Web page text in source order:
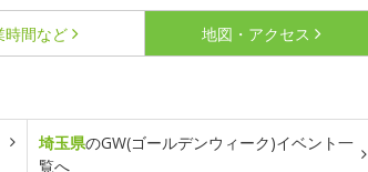
時間など 地図・アクセス
埼玉県のGW(ゴールデンウィーク)イベント一
覧へ